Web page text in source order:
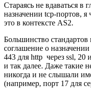
Стараясь не вдаваться в
назначении tcp-портов, я
это в контексте AS2.
Большинство
соглашение о
443 для http через ssl, 20
и так далее. Даже такие
никогда и не слышали
(например, порт 17 для